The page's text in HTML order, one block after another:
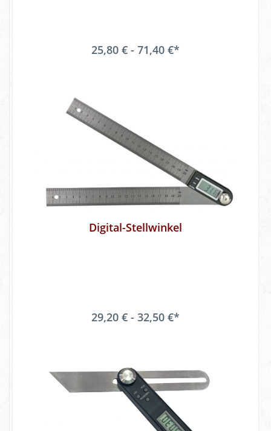
25,80 € - 71,40 €*
Digital-Stellwinkel
29,20 € - 32,50 €*